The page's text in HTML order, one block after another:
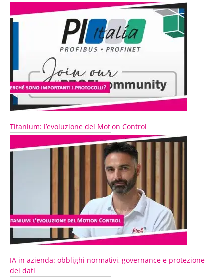
Titanium: l’evoluzione del Motion Control
IA in azienda: obblighi normativi, governance e protezione
dei dati